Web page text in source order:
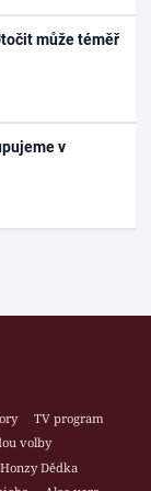
může téměř
v
TV program
volby
Dědka